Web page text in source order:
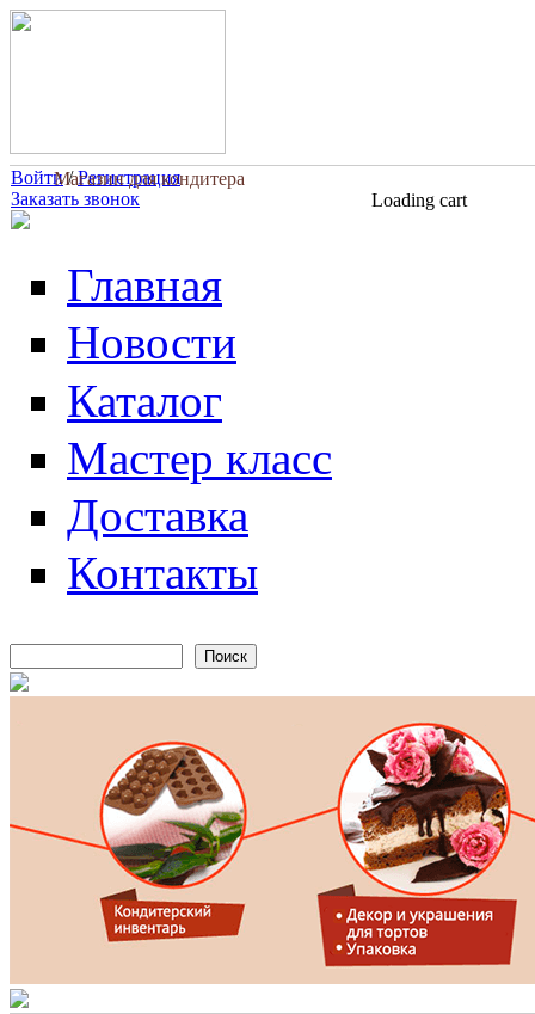
Перейти к основному содержанию
Магазин для кондитера
Войти/Регистрация
Заказать звонок
Loading cart
Главная
Новости
Каталог
Мастер класс
Доставка
Контакты
Форма поиска